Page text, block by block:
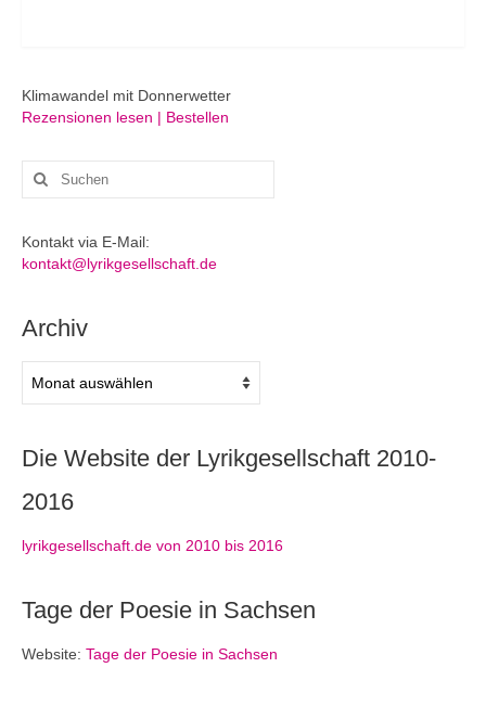
Klimawandel mit Donnerwetter
Rezensionen lesen | Bestellen
Suchen
nach:
Kontakt via E-Mail:
kontakt@lyrikgesellschaft.de
Archiv
Die Website der Lyrikgesellschaft 2010-
2016
lyrikgesellschaft.de von 2010 bis 2016
Tage der Poesie in Sachsen
Website: Tage der Poesie in Sachsen